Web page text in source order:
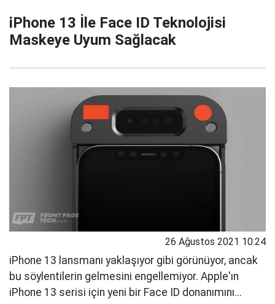
iPhone 13 İle Face ID Teknolojisi
Maskeye Uyum Sağlacak
26 Ağustos 2021 10:24
iPhone 13 lansmanı yaklaşıyor gibi görünüyor, ancak
bu söylentilerin gelmesini engellemiyor. Apple'ın
iPhone 13 serisi için yeni bir Face ID donanımını...